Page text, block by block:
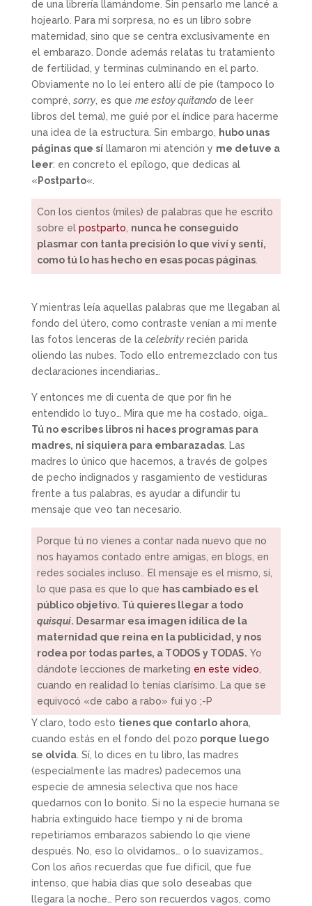
de una librería llamándome. Sin pensarlo me lancé a
hojearlo. Para mi sorpresa, no es un libro sobre
maternidad, sino que se centra exclusivamente en
el embarazo. Donde además relatas tu tratamiento
de fertilidad, y terminas culminando en el parto.
Obviamente no lo leí entero allí de pie (tampoco lo
compré, sorry, es que me estoy quitandode leer
libros del tema), me guié por el índice para hacerme
una idea de la estructura. Sin embargo,
hubo unas
páginas que síllamaron mi atención y me detuve a
leer: en concreto el epílogo, que dedicas al
« Postparto«.
Con los cientos (miles) de palabras que he escrito
sobre el postparto nunca he conseguido
plasmar con tanta precisión lo que viví y sentí,
como tú lo has hecho en esas pocas páginas.
Y mientras leía aquellas palabras que me llegaban al
fondo del útero, como contraste venían a mi mente
las fotos lenceras de la celebrityrecién parida
oliendo las nubes. Todo ello entremezclado con tus
declaraciones incendiarias…
Y entonces me di cuenta de que por fin he
entendido lo tuyo… Mira que me ha costado, oiga…
Tú no escribes libros ni haces programas para
madres, ni siquiera para embarazadas. Las
madres lo único que hacemos, a través de golpes
de pecho indignados y rasgamiento de vestiduras
frente a tus palabras, es ayudar a difundir tu
mensaje que veo tan necesario.
Porque tú no vienes a contar nada nuevo que no
nos hayamos contado entre amigas, en blogs, en
redes sociales incluso.. El mensaje es el mismo, sí,
lo que pasa es que lo que has cambiado es el
público objetivo. Tú quieres llegar a todo
quisqui. Desarmar esa imagen idílica de la
maternidad que reina en la publicidad, y nos
rodea por todas partes, a TODOS y TODAS. Yo
dándote lecciones de marketing en este vídeo
cuando en realidad lo tenías clarísimo. La que se
equivocó «de cabo a rabo» fui yo ;-P
Y claro, todo esto tienes que contarlo ahora,
cuando estás en el fondo del pozo porque luego
se olvida. Sí, lo dices en tu libro, las madres
(especialmente las madres) padecemos una
especie de amnesia selectiva que nos hace
quedarnos con lo bonito. Si no la especie humana se
habría extinguido hace tiempo y ni de broma
repetiríamos embarazos sabiendo lo qie viene
después. No, eso lo olvidamos… o lo suavizamos…
Con los años recuerdas que fue difícil, que fue
intenso, que había días que solo deseabas que
llegara la noche… Pero son recuerdos vagos, como